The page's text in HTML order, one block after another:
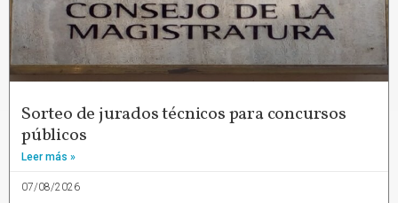
Sorteo de jurados técnicos para concursos
públicos
Leer más »
07/08/2026